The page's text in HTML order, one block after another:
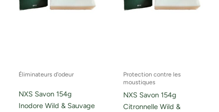
Éliminateurs d'odeur
NXS Savon 154g
Inodore Wild & Sauvage
Protection contre les
moustiques
NXS Savon 154g
Citronnelle Wild &